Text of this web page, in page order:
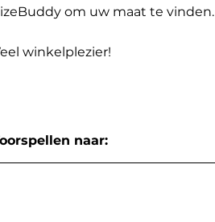
om uw maat te vinden.
winkelplezier!
naar: